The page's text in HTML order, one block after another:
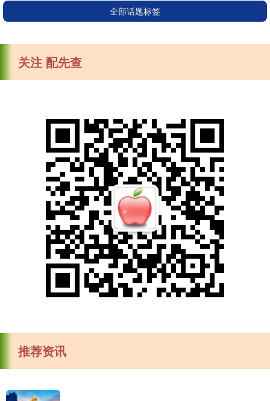
全部话题标签
关注 配先查
推荐资讯